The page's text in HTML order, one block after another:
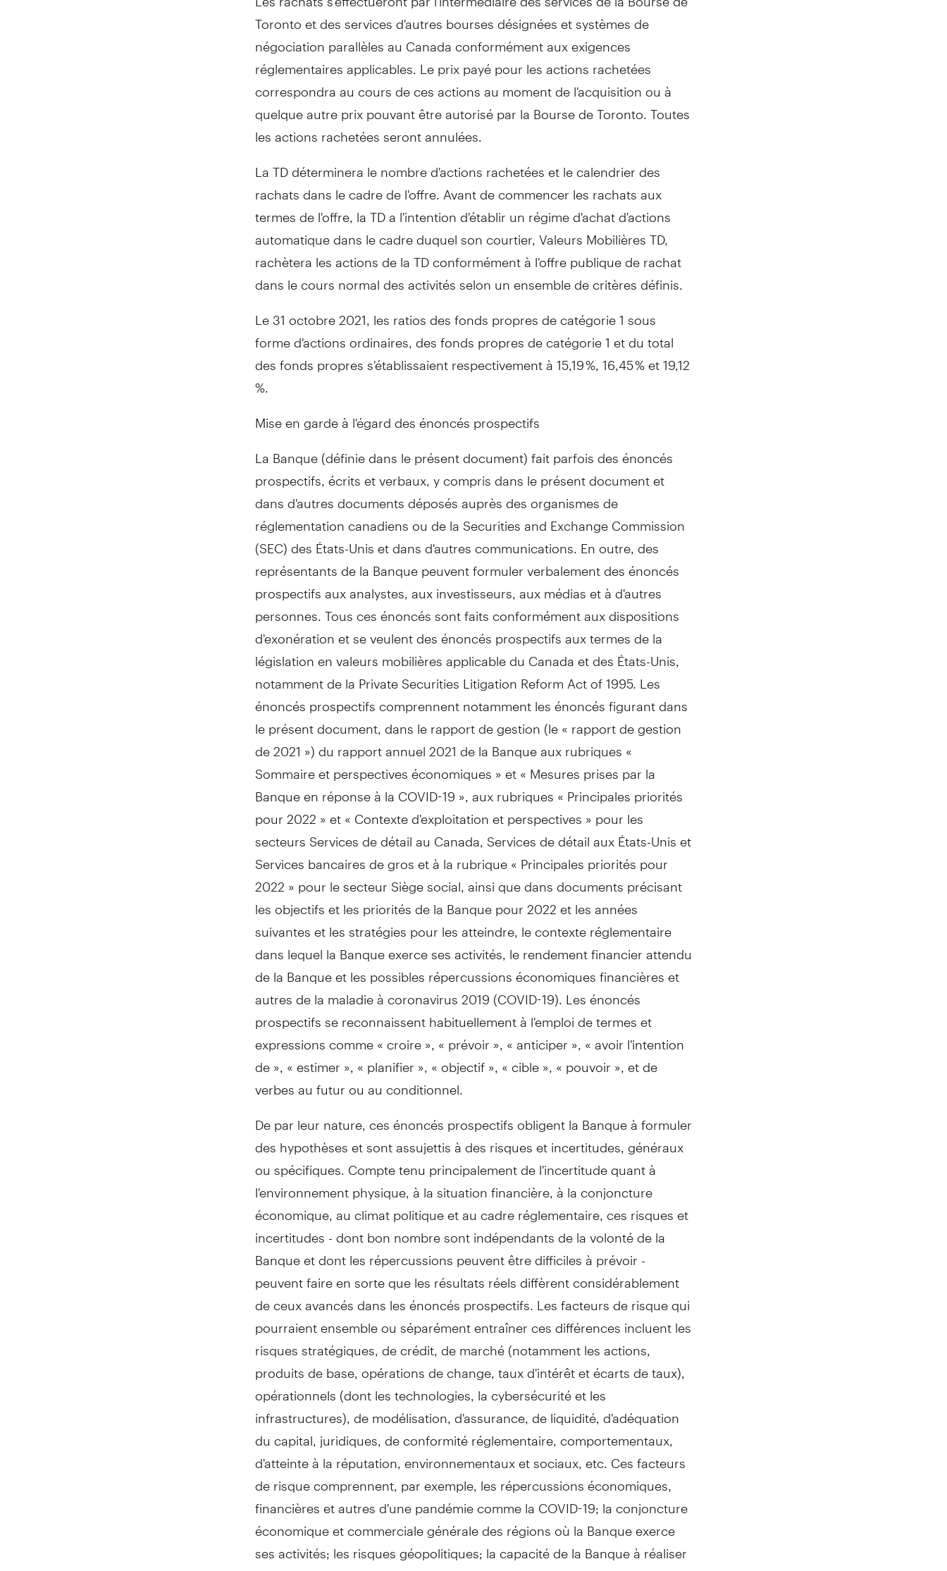
Torontoet des services d'autres bourses désignées et systèmes de
négociation parallèles au Canadaconformément aux exigences
réglementaires applicables. Le prix payé pour les actions rachetées
correspondra au cours de ces actions au moment de l'acquisition ou à
quelque autre prix pouvant être autorisé par la Bourse deToronto . Toutes
les actions rachetées seront annulées.
La TD déterminera le nombre d'actions rachetées et le calendrier des
rachats dans le cadre de l'offre. Avant de commencer les rachats aux
termes de l'offre, la TD a l'intention d'établir un régime d'achat d'actions
automatique dans le cadre duquel son courtier, Valeurs Mobilières TD,
rachètera les actions de la TD conformément à l'offre publique de rachat
dans le cours normal des activités selon un ensemble de critères définis.
Le 31 octobre 2021, les ratios des fonds propres de catégorie 1 sous
forme d'actions ordinaires, des fonds propres de catégorie 1 et du total
des fonds propres s'établissaient respectivement à 15,19 %, 16,45 % et 19,12
%.
Mise en garde à l'égard des énoncés prospectifs
La Banque (définie dans le présent document) fait parfois des énoncés
prospectifs, écrits et verbaux, y compris dans le présent document et
dans d'autres documents déposés auprès des organismes de
réglementation canadiens ou de la Securities and Exchange Commission
(SEC) des États-Unis et dans d'autres communications. En outre, des
représentants de la Banque peuvent formuler verbalement des énoncés
prospectifs aux analystes, aux investisseurs, aux médias et à d'autres
personnes. Tous ces énoncés sont faits conformément aux dispositions
d'exonération et se veulent des énoncés prospectifs aux termes de la
législation en valeurs mobilières applicable du Canada et des États-Unis,
notamment de la Private Securities Litigation Reform Act of 1995. Les
énoncés prospectifs comprennent notamment les énoncés figurant dans
le présent document, dans le rapport de gestion (le « rapport de gestion
de 2021 ») du rapport annuel 2021 de la Banque aux rubriques «
Sommaire et perspectives économiques » et « Mesures prises par la
Banque en réponse à la COVID-19 », aux rubriques « Principales priorités
pour 2022 » et « Contexte d'exploitation et perspectives » pour les
secteurs Services de détail au Canada , Services de détail aux États-Unis et
Services bancaires de gros et à la rubrique « Principales priorités pour
2022 » pour le secteur Siège social, ainsi que dans documents précisant
les objectifs et les priorités de la Banque pour 2022 et les années
suivantes et les stratégies pour les atteindre, le contexte réglementaire
dans lequel la Banque exerce ses activités, le rendement financier attendu
de la Banque et les possibles répercussions économiques financières et
autres de la maladie à coronavirus 2019 (COVID-19). Les énoncés
prospectifs se reconnaissent habituellement à l'emploi de termes et
expressions comme « croire », « prévoir », « anticiper », « avoir l'intention
de », « estimer », « planifier », « objectif », « cible », « pouvoir », et de
verbes au futur ou au conditionnel.
De par leur nature, ces énoncés prospectifs obligent la Banque à formuler
des hypothèses et sont assujettis à des risques et incertitudes, généraux
ou spécifiques. Compte tenu principalement de l'incertitude quant à
l'environnement physique, à la situation financière, à la conjoncture
économique, au climat politique et au cadre réglementaire, ces risques et
incertitudes - dont bon nombre sont indépendants de la volonté de la
Banque et dont les répercussions peuvent être difficiles à prévoir -
peuvent faire en sorte que les résultats réels diffèrent considérablement
de ceux avancés dans les énoncés prospectifs. Les facteurs de risque qui
pourraient ensemble ou séparément entraîner ces différences incluent les
risques stratégiques, de crédit, de marché (notamment les actions,
produits de base, opérations de change, taux d'intérêt et écarts de taux),
opérationnels (dont les technologies, la cybersécurité et les
infrastructures), de modélisation, d'assurance, de liquidité, d'adéquation
du capital, juridiques, de conformité réglementaire, comportementaux,
d'atteinte à la réputation, environnementaux et sociaux, etc. Ces facteurs
de risque comprennent, par exemple, les répercussions économiques,
financières et autres d'une pandémie comme la COVID-19; la conjoncture
économique et commerciale générale des régions où la Banque exerce
ses activités; les risques géopolitiques; la capacité de la Banque à réaliser